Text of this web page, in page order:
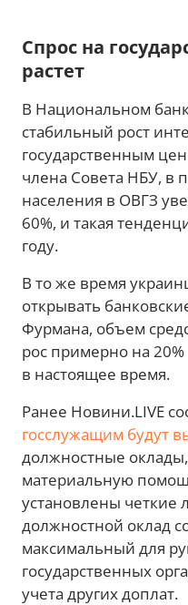
Спрос на
растет
В Национальном
стабильный рост
государственным
члена Совета НБУ, в
населения в ОВГЗ
60%, и такая
году.
В то же время
открывать
Фурмана, объем
рос примерно на
в настоящее время.
Ранее Новини.LIVE
госслужащим будут
должностные
материальную
установлены
должностной оклад
максимальный для
государственных
учета других доплат.